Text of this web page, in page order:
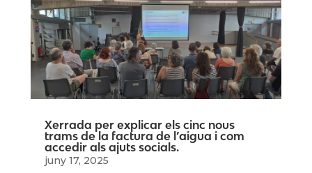
Xerrada per explicar els cinc nous
trams de la factura de l’aigua i com
accedir als ajuts socials.
juny 17, 2025